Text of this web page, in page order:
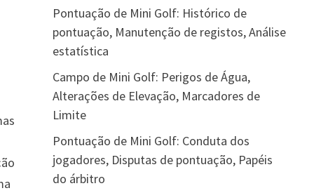
Pontuação de Mini Golf: Histórico de
pontuação, Manutenção de registos, Análise
estatística
Campo de Mini Golf: Perigos de Água,
Alterações de Elevação, Marcadores de
Limite
Pontuação de Mini Golf: Conduta dos
jogadores, Disputas de pontuação, Papéis
do árbitro